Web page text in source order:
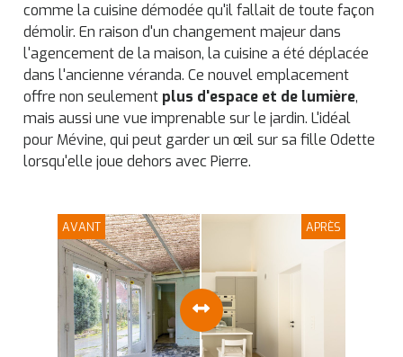
APRÈS
AVANT
comme la cuisine démodée qu'il fallait de toute façon
démolir. En raison d'un changement majeur dans
l'agencement de la maison, la cuisine a été déplacée
dans l'ancienne véranda. Ce nouvel emplacement
offre non seulement plus d'espace et de lumière,
mais aussi une vue imprenable sur le jardin. L'idéal
pour Mévine, qui peut garder un œil sur sa fille Odette
lorsqu'elle joue dehors avec Pierre.